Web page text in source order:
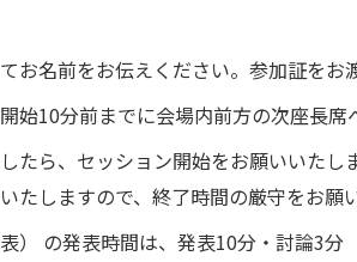
お名前をお伝えください。参加証をお
始10分前までに会場内前方の次座長席
たら、セッション開始をお願いいたしま
たしますので、終了時間の厳守をお願
） の発表時間は、発表10分・討論3分